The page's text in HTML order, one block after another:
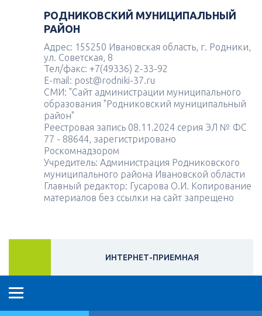
РОДНИКОВСКИЙ МУНИЦИПАЛЬНЫЙ
РАЙОН
Адрес: 155250 Ивановская область, г. Родники,
ул. Советская, 8
Тел/факс: +7(49336) 2-33-92
E-mail: post@rodniki-37.ru
СМИ: "Сайт администрации муниципального
образования "Родниковский муниципальный
район"
Реестровая запись 08.11.2024 серия ЭЛ № ФС
77 - 88644, зарегистрировано
Роскомнадзором
Учредитель: Администрация Родниковского
муниципального района Ивановской области
Главный редактор: Гусарова О.И. Копирование
материалов без ссылки на сайт запрещено
ИНТЕРНЕТ-ПРИЕМНАЯ